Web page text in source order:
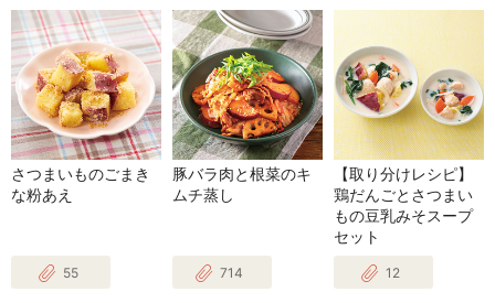
さつまいものごまき
な粉あえ
55
豚バラ肉と根菜のキ
ムチ蒸し
714
【取り分けレシピ】
鶏だんごとさつまい
もの豆乳みそスープ
セット
12